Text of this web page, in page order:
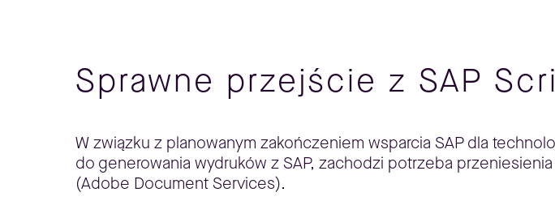
Sprawne przejście z SAP
W związku z planowanym zakończeniem wsparcia SAP dla
do generowania wydruków z SAP, zachodzi potrzeba
(Adobe Document Services).